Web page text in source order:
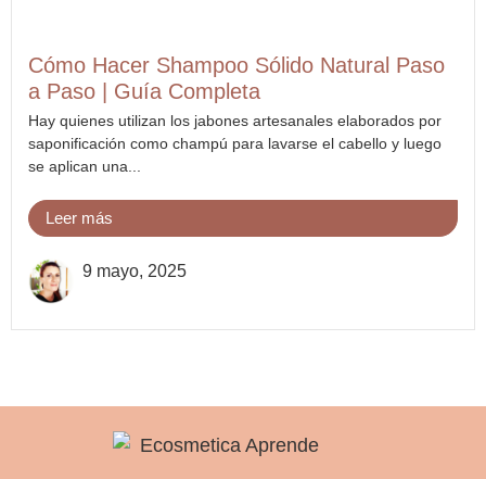
Cómo Hacer Shampoo Sólido Natural Paso
a Paso | Guía Completa
Hay quienes utilizan los jabones artesanales elaborados por
saponificación como champú para lavarse el cabello y luego
se aplican una...
Leer más
9 mayo, 2025